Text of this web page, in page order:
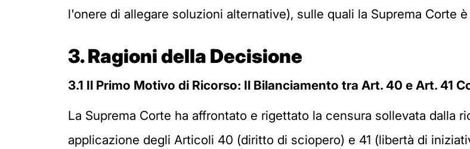
l'onere di allegare soluzioni alternative), sulle quali la Suprema Corte
3.Ragioni della Decisione
3.1 Il Primo Motivo di Ricorso: Il Bilanciamento tra Art. 40 e Art. 41
La Suprema Corte ha affrontato e rigettato la censura sollevata dalla
applicazione degli Articoli 40 (diritto di sciopero) e 41 (libertà di